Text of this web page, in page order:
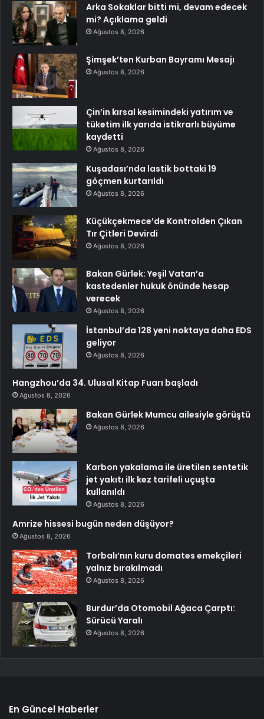
Arka Sokaklar bitti mi, devam edecek
mi? Açıklama geldi
Ağustos 8, 2026
Şimşek’ten Kurban Bayramı Mesajı
Ağustos 8, 2026
Çin’in kırsal kesimindeki yatırım ve
tüketim ilk yarıda istikrarlı büyüme
kaydetti
Ağustos 8, 2026
Kuşadası’nda lastik bottaki 19
göçmen kurtarıldı
Ağustos 8, 2026
Küçükçekmece’de Kontrolden Çıkan
Tır Çitleri Devirdi
Ağustos 8, 2026
Bakan Gürlek: Yeşil Vatan’a
kastedenler hukuk önünde hesap
verecek
Ağustos 8, 2026
İstanbul’da 128 yeni noktaya daha EDS
geliyor
Ağustos 8, 2026
Hangzhou’da 34. Ulusal Kitap Fuarı başladı
Ağustos 8, 2026
Bakan Gürlek Mumcu ailesiyle görüştü
Ağustos 8, 2026
Karbon yakalama ile üretilen sentetik
jet yakıtı ilk kez tarifeli uçuşta
kullanıldı
Ağustos 8, 2026
Amrize hissesi bugün neden düşüyor?
Ağustos 8, 2026
Torbalı’nın kuru domates emekçileri
yalnız bırakılmadı
Ağustos 8, 2026
Burdur’da Otomobil Ağaca Çarptı:
Sürücü Yaralı
Ağustos 8, 2026
En Güncel Haberler